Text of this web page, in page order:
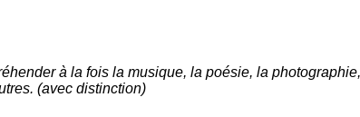
à la fois la musique, la poésie, la
(avec distinction)